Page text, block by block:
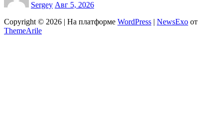
Sergey Авг 5, 2026
Copyright © 2026 | На платформе WordPress NewsExo от
ThemeArile